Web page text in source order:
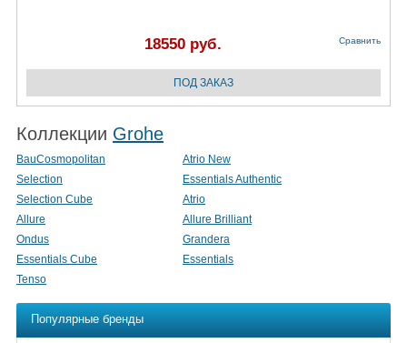
18550 руб. Сравнить
Коллекции Grohe
BauCosmopolitan
Atrio New
Selection
Essentials Authentic
Selection Cube
Atrio
Allure
Allure Brilliant
Ondus
Grandera
Essentials Cube
Essentials
Tenso
Популярные бренды